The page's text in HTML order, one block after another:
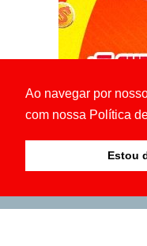
Ao navegar por
com nossa Política
Estou
© Copyright